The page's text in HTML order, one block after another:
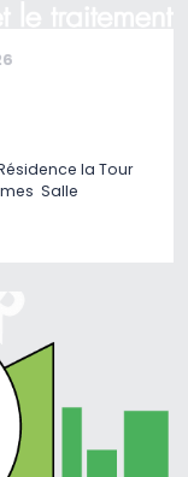
la Tour
Salle